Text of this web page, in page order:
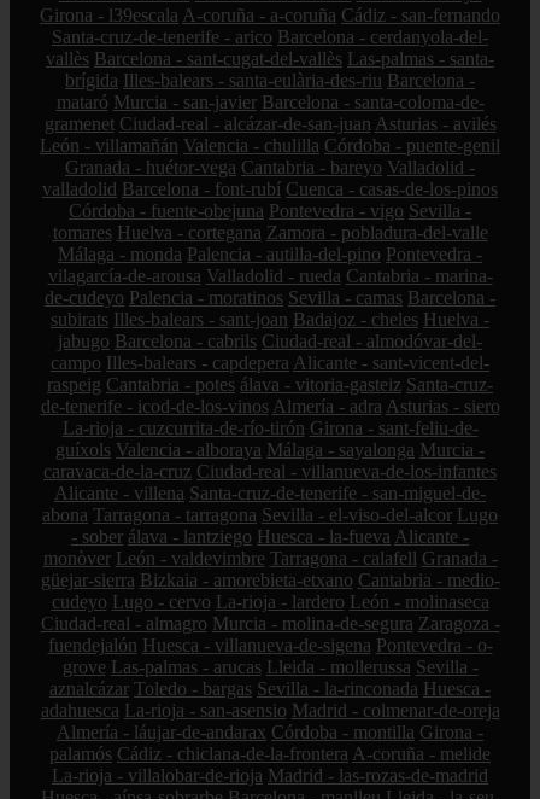
Girona - l39escala A-coruña - a-coruña Cádiz - san-fernando
Santa-cruz-de-tenerife - arico Barcelona - cerdanyola-del-
vallès Barcelona - sant-cugat-del-vallès Las-palmas - santa-
brígida Illes-balears - santa-eulària-des-riu Barcelona -
mataró Murcia - san-javier Barcelona - santa-coloma-de-
gramenet Ciudad-real - alcázar-de-san-juan Asturias - avilés
León - villamañán Valencia - chulilla Córdoba - puente-genil
Granada - huétor-vega Cantabria - bareyo Valladolid -
valladolid Barcelona - font-rubí Cuenca - casas-de-los-pinos
Córdoba - fuente-obejuna Pontevedra - vigo Sevilla -
tomares Huelva - cortegana Zamora - pobladura-del-valle
Málaga - monda Palencia - autilla-del-pino Pontevedra -
vilagarcía-de-arousa Valladolid - rueda Cantabria - marina-
de-cudeyo Palencia - moratinos Sevilla - camas Barcelona -
subirats Illes-balears - sant-joan Badajoz - cheles Huelva -
jabugo Barcelona - cabrils Ciudad-real - almodóvar-del-
campo Illes-balears - capdepera Alicante - sant-vicent-del-
raspeig Cantabria - potes álava - vitoria-gasteiz Santa-cruz-
de-tenerife - icod-de-los-vinos Almería - adra Asturias - siero
La-rioja - cuzcurrita-de-río-tirón Girona - sant-feliu-de-
guíxols Valencia - alboraya Málaga - sayalonga Murcia -
caravaca-de-la-cruz Ciudad-real - villanueva-de-los-infantes
Alicante - villena Santa-cruz-de-tenerife - san-miguel-de-
abona Tarragona - tarragona Sevilla - el-viso-del-alcor Lugo
- sober álava - lantziego Huesca - la-fueva Alicante -
monòver León - valdevimbre Tarragona - calafell Granada -
güejar-sierra Bizkaia - amorebieta-etxano Cantabria - medio-
cudeyo Lugo - cervo La-rioja - lardero León - molinaseca
Ciudad-real - almagro Murcia - molina-de-segura Zaragoza -
fuendejalón Huesca - villanueva-de-sigena Pontevedra - o-
grove Las-palmas - arucas Lleida - mollerussa Sevilla -
aznalcázar Toledo - bargas Sevilla - la-rinconada Huesca -
adahuesca La-rioja - san-asensio Madrid - colmenar-de-oreja
Almería - láujar-de-andarax Córdoba - montilla Girona -
palamós Cádiz - chiclana-de-la-frontera A-coruña - melide
La-rioja - villalobar-de-rioja Madrid - las-rozas-de-madrid